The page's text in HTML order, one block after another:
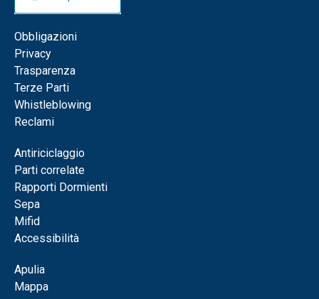
Obbligazioni
Privacy
Trasparenza
Terze Parti
Whistleblowing
Reclami
Antiriciclaggio
Parti correlate
Rapporti Dormienti
Sepa
Mifid
Accessibilità
Apulia
Mappa